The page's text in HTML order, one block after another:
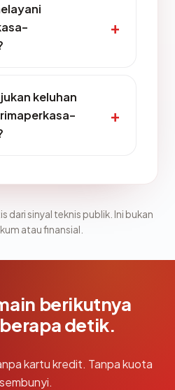
keluhan
dari sinyal teknis publik. Ini bukan
atau finansial.
berikutnya
detik.
kartu kredit. Tanpa kuota